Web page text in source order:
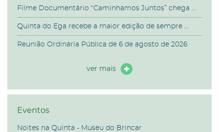
Filme Documentário “Caminhamos Juntos” chega ...
Quinta do Ega recebe a maior edição de sempre ...
Reunião Ordinária Pública de 6 de agosto de 2026
ver mais
Eventos
Noites na Quinta - Museu do Brincar